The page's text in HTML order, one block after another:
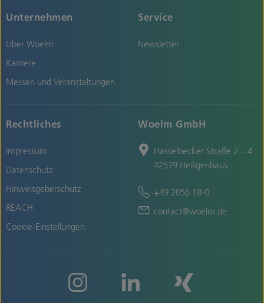
Unternehmen
Über Woelm
Karriere
Messen und Veranstaltungen
Service
Newsletter
Rechtliches
Impressum
Datenschutz
Hinweisgeberschutz
REACH
Cookie-Einstellungen
Woelm GmbH
Hasselbecker Straße 2 – 4
42579 Heiligenhaus
+49 2056 18-0
contact@woelm.de